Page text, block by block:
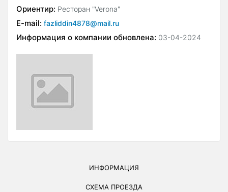
Ориентир: Ресторан "Verona"
E-mail: fazliddin4878@mail.ru
Информация о компании обновлена: 03-04-2024
ИНФОРМАЦИЯ
СХЕМА ПРОЕЗДА